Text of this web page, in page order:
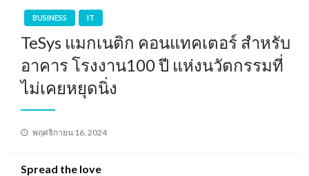
BUSINESS IT
TeSys แมกเนติก คอนแทคเตอร์ สำหรับ
อาคาร โรงงาน100 ปี แห่งนวัตกรรมที่
ไม่เคยหยุดนิ่ง
Posted
พฤศจิกายน 16, 2024
Spread the love